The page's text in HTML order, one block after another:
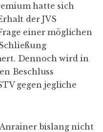
hatte sich
der JVS
einer möglichen
Dennoch wird in
Beschluss
gegen jegliche
bislang nicht